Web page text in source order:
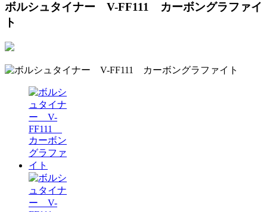
ボルシュタイナー V-FF111 カーボングラファイ
ト